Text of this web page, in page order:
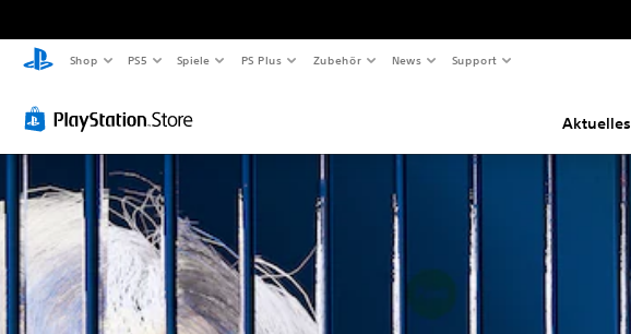
Shop PS5 Spiele PS Plus Zubehör News Support
Aktuelles